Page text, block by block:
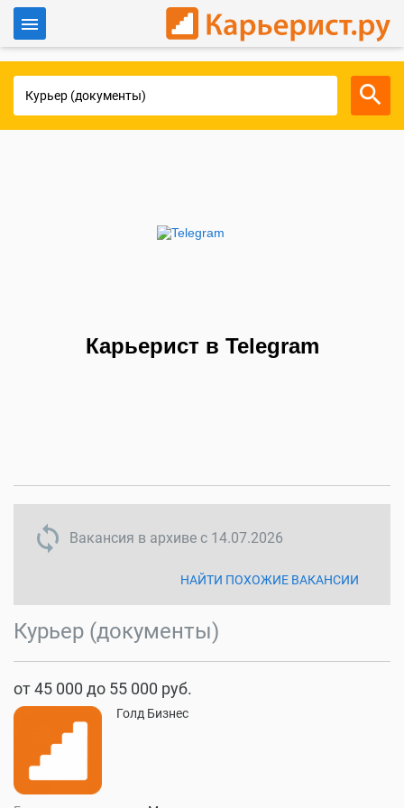
Для работодателей
Карьерист в Telegram
sync disabled
Вакансия в архиве с 14.07.2026
НАЙТИ ПОХОЖИЕ ВАКАНСИИ
Курьер (документы)
от 45 000 до 55 000 руб.
Голд Бизнес